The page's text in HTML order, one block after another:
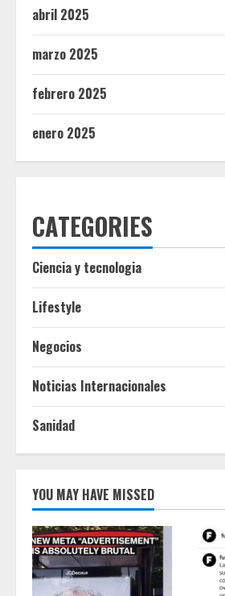
abril 2025
marzo 2025
febrero 2025
enero 2025
CATEGORIES
Ciencia y tecnologia
Lifestyle
Negocios
Noticias Internacionales
Sanidad
YOU MAY HAVE MISSED